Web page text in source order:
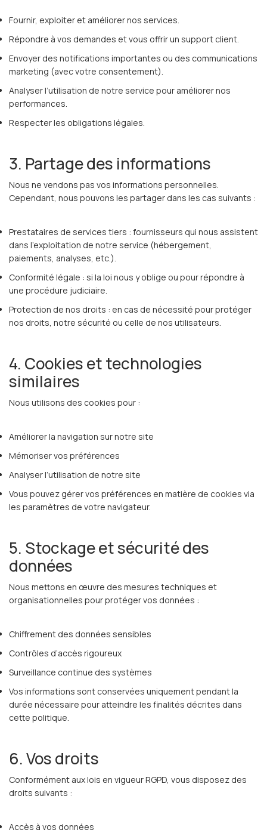
Fournir, exploiter et améliorer nos services.
Répondre à vos demandes et vous offrir un support client.
Envoyer des notifications importantes ou des communications
marketing (avec votre consentement).
Analyser l’utilisation de notre service pour améliorer nos
performances.
Respecter les obligations légales.
3. Partage des informations
Nous ne vendons pas vos informations personnelles.
Cependant, nous pouvons les partager dans les cas suivants :
Prestataires de services tiers : fournisseurs qui nous assistent
dans l’exploitation de notre service (hébergement,
paiements, analyses, etc.).
Conformité légale : si la loi nous y oblige ou pour répondre à
une procédure judiciaire.
Protection de nos droits : en cas de nécessité pour protéger
nos droits, notre sécurité ou celle de nos utilisateurs.
4. Cookies et technologies
similaires
Nous utilisons des cookies pour :
Améliorer la navigation sur notre site
Mémoriser vos préférences
Analyser l’utilisation de notre site
Vous pouvez gérer vos préférences en matière de cookies via
les paramètres de votre navigateur.
5. Stockage et sécurité des
données
Nous mettons en œuvre des mesures techniques et
organisationnelles pour protéger vos données :
Chiffrement des données sensibles
Contrôles d’accès rigoureux
Surveillance continue des systèmes
Vos informations sont conservées uniquement pendant la
durée nécessaire pour atteindre les finalités décrites dans
cette politique.
6. Vos droits
Conformément aux lois en vigueur RGPD, vous disposez des
droits suivants :
Accès à vos données